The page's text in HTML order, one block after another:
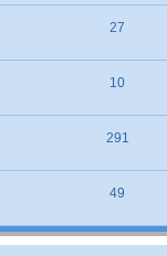
27
10
291
49